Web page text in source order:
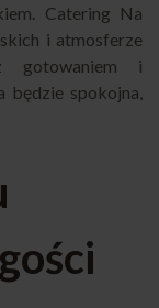
Catering Na
i atmosferze
gotowaniem i
będzie spokojna,